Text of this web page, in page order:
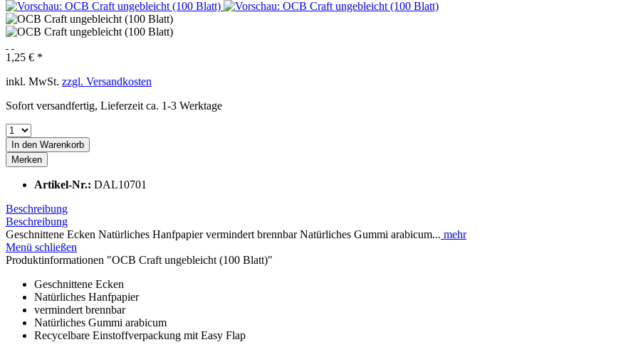
1,25 € *
inkl. MwSt. zzgl. Versandkosten
Sofort versandfertig, Lieferzeit ca. 1-3 Werktage
In den Warenkorb
Merken
Artikel-Nr.: DAL10701
Beschreibung
Beschreibung
Geschnittene Ecken Natürliches Hanfpapier vermindert brennbar Natürliches Gummi arabicum... mehr
Menü schließen
Produktinformationen "OCB Craft ungebleicht (100 Blatt)"
Geschnittene Ecken
Natürliches Hanfpapier
vermindert brennbar
Natürliches Gummi arabicum
Recycelbare Einstoffverpackung mit Easy Flap